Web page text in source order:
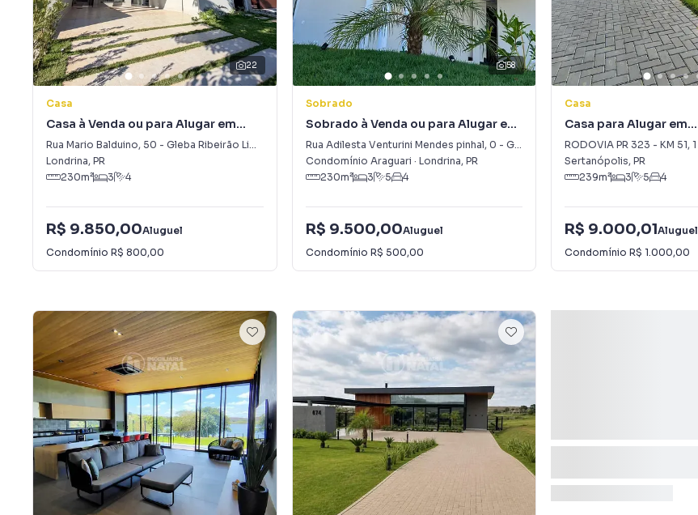
22
Casa
Casa à Venda ou para Alugar em
Gleba Ribeirão Limeiro
Rua Mario Balduino, 50 - Gleba Ribeirão Limeiro
Londrina, PR
230m² 3 4
R$ 9.850,00Aluguel
Condomínio R$ 800,00
58
Sobrado
Sobrado à Venda ou para Alugar em
Gleba Simon Frazer
Rua Adilesta Venturini Mendes pinhal, 0 - Gleba Simon Frazer
Condomínio Araguari · Londrina, PR
230m² 3 5 4
R$ 9.500,00Aluguel
Condomínio R$ 500,00
Casa
Casa para Alugar em
SERTANÓPOLIS
RODOVIA PR 323 - KM 51, 1
Sertanópolis, PR
239m² 3 5 4
R$ 9.000,01Aluguel
Condomínio R$ 1.000,00